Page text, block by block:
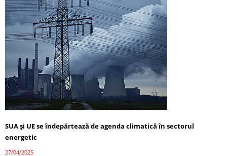
SUA și UE se îndepărtează de agenda climatică în sectorul
energetic
27/04/2025